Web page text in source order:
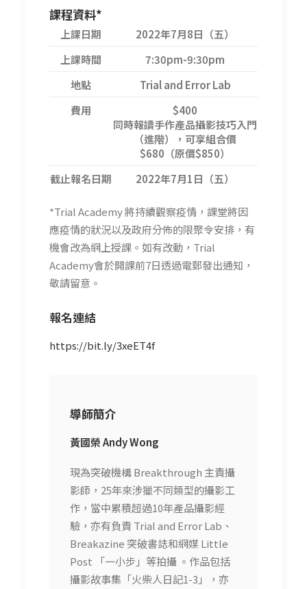
課程資料*
上課日期
2022年7月8日（五）
上課時間
7:30pm-9:30pm
地點
Trial and Error Lab
費用
$400
同時報讀手作產品攝影技巧入門
（進階），可享組合價
$680（原價$850）
截止報名日期
2022年7月1日（五）
*Trial Academy 將持續觀察疫情，課堂將因
應疫情的狀況以及政府分佈的限聚令安排，有
機會改為網上授課。如有改動，Trial
Academy會於開課前7日透過電郵發出通知，
敬請留意。
報名連結
https://bit.ly/3xeET4f
導師簡介
黃國榮 Andy Wong
現為突破機構 Breakthrough 主責攝
影師，25年來涉獵不同類型的攝影工
作，當中累積超過10年產品攝影經
驗，亦有負責 Trial and Error Lab、
Breakazine 突破書誌和網媒 Little
Post 「一小步」等拍攝 。作品包括
攝影故事集「火柴人日記1-3」，亦